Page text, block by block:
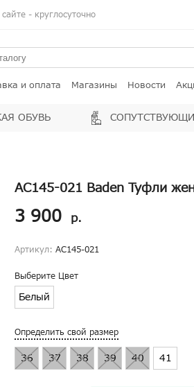
- круглосуточно
и оплата Магазины Новости
ОБУВЬ
AC145-021 Baden Туфли
3 900 р.
Артикул: AC145-021
Выберите Цвет
Белый
Определить свой размер
36 37 38 39 40 41